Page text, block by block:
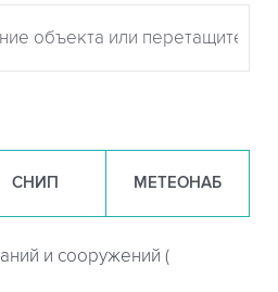
СНИП МЕТЕОНАБ
и сооружений (